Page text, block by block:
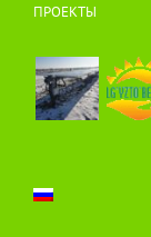
ПРОЕКТЫ